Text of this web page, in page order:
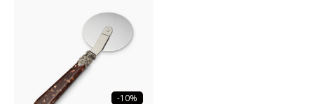
-10%